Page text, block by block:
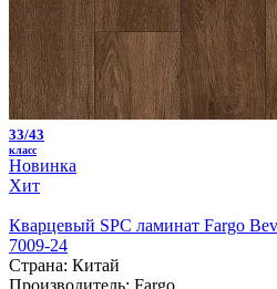
33/43
класс
Новинка
Хит
Кварцевый SPC ламинат Fargo
7009-24
Страна: Китай
Производитель: Fargo